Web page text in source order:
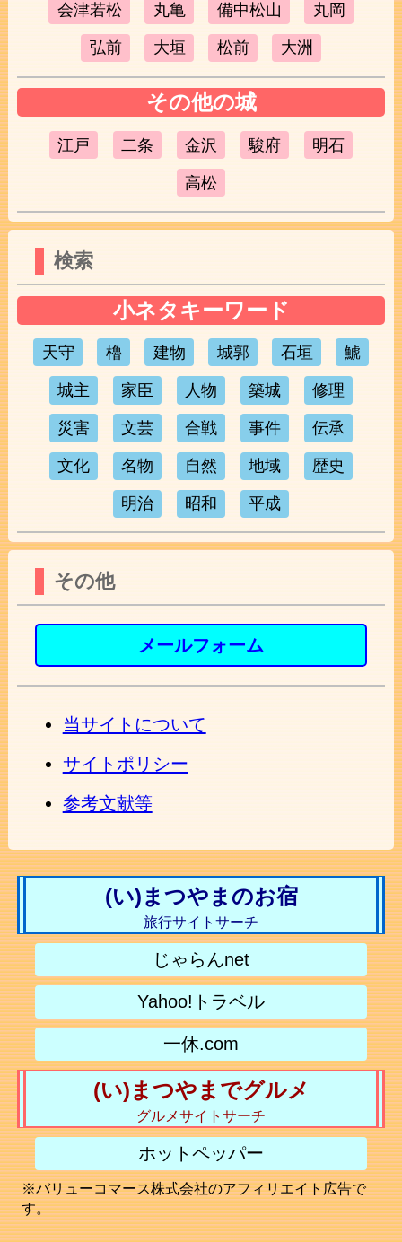
会津若松 丸亀 備中松山 丸岡
弘前 大垣 松前 大洲
その他の城
江戸 二条 金沢 駿府 明石
高松
検索
小ネタキーワード
天守 櫓 建物 城郭 石垣 鯱
城主 家臣 人物 築城 修理
災害 文芸 合戦 事件 伝承
文化 名物 自然 地域 歴史
明治 昭和 平成
その他
メールフォーム
当サイトについて
サイトポリシー
参考文献等
(い)まつやまのお宿
旅行サイトサーチ
じゃらんnet
Yahoo!トラベル
一休.com
(い)まつやまでグルメ
グルメサイトサーチ
ホットペッパー
※バリューコマース株式会社のアフィリエイト広告で
す。